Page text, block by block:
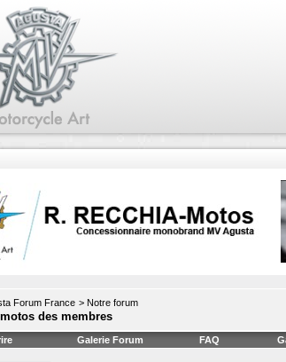
Forum France > Notre forum
des membres
Galerie Forum FAQ